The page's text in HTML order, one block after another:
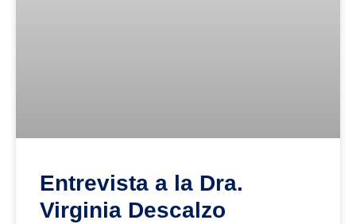
Entrevista a la Dra.
Virginia Descalzo